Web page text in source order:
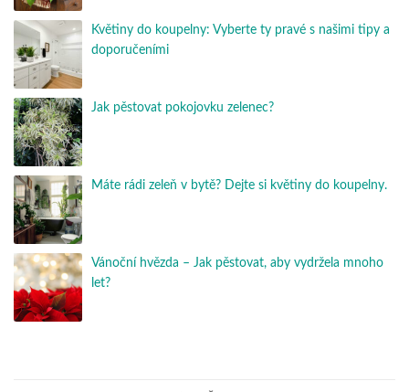
Květiny do koupelny: Vyberte ty pravé s našimi tipy a
doporučeními
Jak pěstovat pokojovku zelenec?
Máte rádi zeleň v bytě? Dejte si květiny do koupelny.
Vánoční hvězda – Jak pěstovat, aby vydržela mnoho
let?